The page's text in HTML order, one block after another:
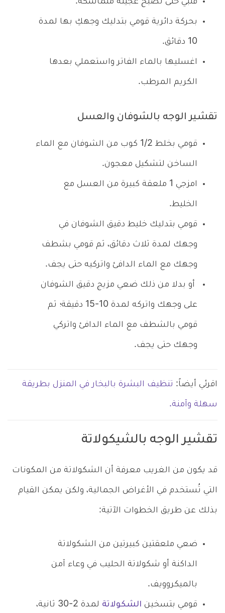
قلبي حتى تصبح عجينة متماسكة.
بحركة دائرية قومي بتدليك وجهكِ بها لمدة
10 دقائق.
اغسليها بالماء الفاتر واستعملي بعدها
الكريم المرطب.
تقشير الوجه بالشوفان والعسل
قومي بخلط 1/2 كوب من الشوفان مع الماء
الساخن لتشكيل معجون.
امزجي 1 ملعقة كبيرة من العسل مع
الخليط.
قومي بتدليك خليط دقيق الشوفان في
وجهك لمدة ثلاث دقائق، ثم قومي بشطف
وجهك مع الماء الدافئ واتركيه حتى يجف.
أو بدلا من ذلك ضعي مزيج دقيق الشوفان
على وجهك واتركه لمدة 10-15 دقيقة؛ ثم
قومي بالشطف مع الماء الدافئ واتركي
وجهك حتى يجف.
اقرئي أيضاً: تنظيف البشرة بالبخار في المنزل بطريقة
سهلة وآمنة.
تقشير الوجه بالشيكولاتة
قد يكون من الغريب معرفة أن الشكولاتة من المكونات
التي تُستخدم في الأغراض الجمالية، ولكن يمكن القيام
بذلك عن طريق الخطوات الآتية:
ضعي ملعقتين كبيرتين من الشكولاتة
الداكنة أو شكولاتة الحليب في وعاء آمن
بالميكروويف.
قومي بتسخين الشكولاتة لمدة 2-30 ثانية،